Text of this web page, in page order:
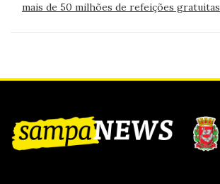
mais de 50 milhões de refeições gratuitas